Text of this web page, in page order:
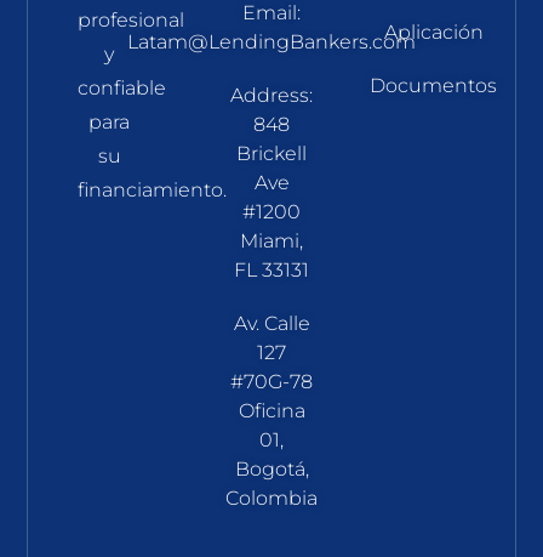
profesional
y
confiable
para
su
financiamiento.
Email:
Latam@LendingBankers.com
Address:
848
Brickell
Ave
#1200
Miami,
FL 33131
Av. Calle
127
#70G-78
Oficina
01,
Bogotá,
Colombia
Aplicación
Documentos